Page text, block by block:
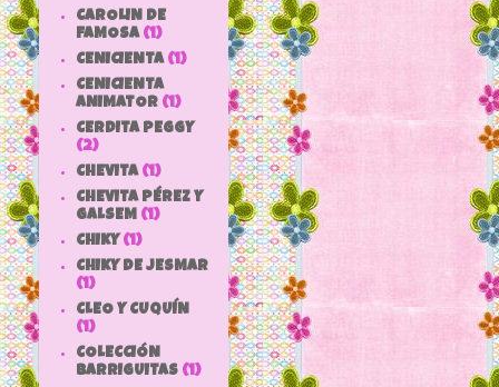
CAROLIN DE
FAMOSA (1)
CENICIENTA (1)
CENICIENTA
ANIMATOR (1)
CERDITA PEGGY
(2)
CHEVITA (1)
CHEVITA PÉREZ Y
GALSEM (1)
CHIKY (1)
CHIKY DE JESMAR
(1)
CLEO Y CUQUÍN
(1)
COLECCIÓN
BARRIGUITAS (1)